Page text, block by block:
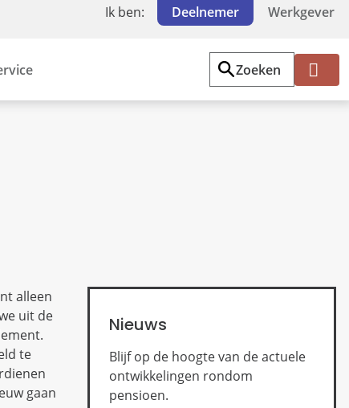
Ik ben: Deelnemer Werkgever
Zoeken
Mi
alleen
uit de
te
gaan
Nieuws
Blijf op de hoogte van de actuele
ontwikkelingen rondom
pensioen.